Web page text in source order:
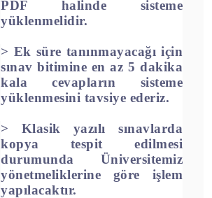
PDF halinde sisteme
yüklenmelidir.
> Ek süre tanınmayacağı için
sınav bitimine en az 5 dakika
kala cevapların sisteme
yüklenmesini tavsiye ederiz.
> Klasik yazılı sınavlarda
kopya tespit edilmesi
durumunda Üniversitemiz
yönetmeliklerine göre işlem
yapılacaktır.